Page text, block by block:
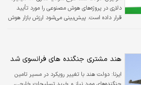
دلاری در پروژه‌های هوش مصنوعی را مورد تأیید
قرار داده است. پیش‌بینی می‌‎شود ارزش بازار هوش
هند مشتری جنگنده های فرانسوی شد
ایرنا: دولت هند با تغییر رویکرد در مسیر تامین